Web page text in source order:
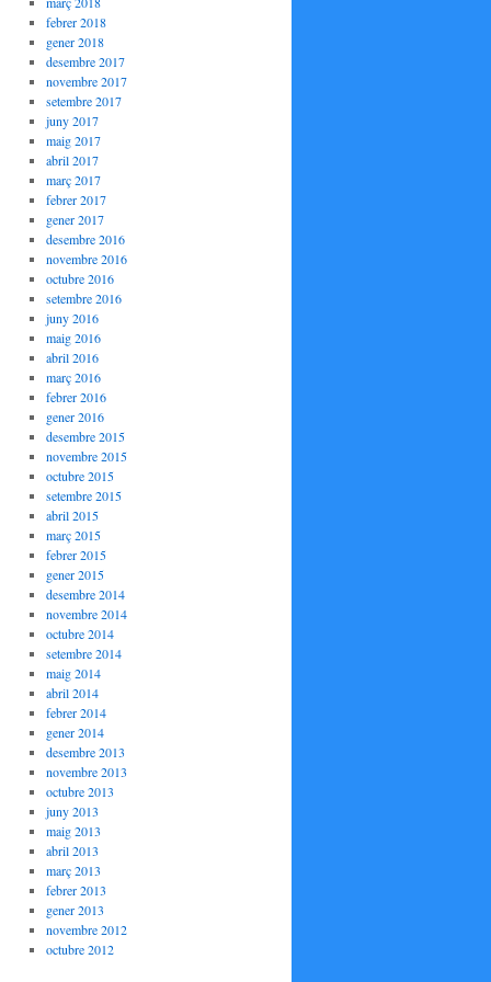
febrer 2018
gener 2018
desembre 2017
novembre 2017
setembre 2017
juny 2017
maig 2017
abril 2017
març 2017
febrer 2017
gener 2017
desembre 2016
novembre 2016
octubre 2016
setembre 2016
juny 2016
maig 2016
abril 2016
març 2016
febrer 2016
gener 2016
desembre 2015
novembre 2015
octubre 2015
setembre 2015
abril 2015
març 2015
febrer 2015
gener 2015
desembre 2014
novembre 2014
octubre 2014
setembre 2014
maig 2014
abril 2014
febrer 2014
gener 2014
desembre 2013
novembre 2013
octubre 2013
juny 2013
maig 2013
abril 2013
març 2013
febrer 2013
gener 2013
novembre 2012
octubre 2012